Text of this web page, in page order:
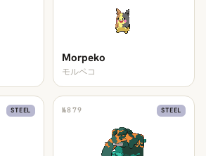
Morpeko
モルペコ
STEEL №879 STEEL